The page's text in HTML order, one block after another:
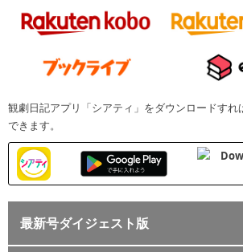
観劇日記アプリ「シアティ」をダウンロードすれ
できます。
最新号ダイジェスト版